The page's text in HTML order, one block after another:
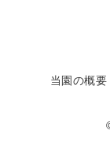
当園の概要